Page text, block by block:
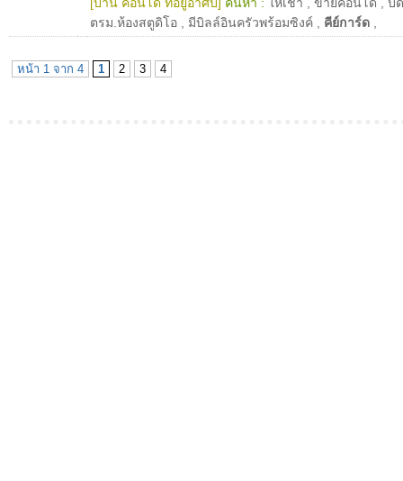
ตรม.ห้องสตูดิโอ
มีบิลล์อินครัวพร้อมซิงค์ คีย์การ์ด
หน้า 1 จาก 4 1 2 3 4